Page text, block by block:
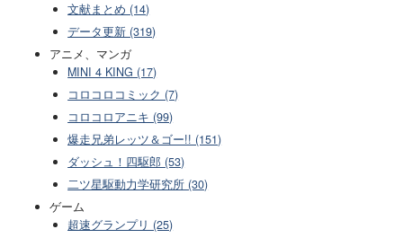
文献まとめ (14)
データ更新 (319)
アニメ、マンガ
MINI 4 KING (17)
コロコロコミック (7)
コロコロアニキ (99)
爆走兄弟レッツ＆ゴー!! (151)
ダッシュ！四駆郎 (53)
二ツ星駆動力学研究所 (30)
ゲーム
超速グランプリ (25)